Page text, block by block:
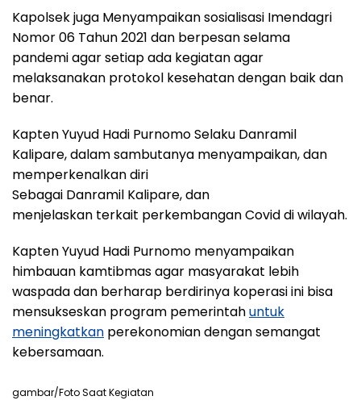
Kapolsek juga Menyampaikan sosialisasi Imendagri
Nomor 06 Tahun 2021 dan berpesan selama
pandemi agar setiap ada kegiatan agar
melaksanakan protokol kesehatan dengan baik dan
benar.
Kapten Yuyud Hadi Purnomo Selaku Danramil
Kalipare, dalam sambutanya menyampaikan, dan
memperkenalkan diri
Sebagai Danramil Kalipare, dan
menjelaskan terkait perkembangan Covid di wilayah.
Kapten Yuyud Hadi Purnomo menyampaikan
himbauan kamtibmas agar masyarakat lebih
waspada dan berharap berdirinya koperasi ini bisa
mensukseskan program pemerintahuntuk
meningkatkan perekonomian dengan semangat
kebersamaan.
gambar/Foto Saat Kegiatan